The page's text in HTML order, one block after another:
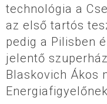
technológia a
az első tartós
pedig a Pilisben
jelentő
Blaskovich Ákos